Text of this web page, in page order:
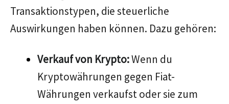
Transaktionstypen, die steuerliche
Auswirkungen haben können. Dazu gehören:
Verkauf von Krypto:Wenn du
Kryptowährungen gegen Fiat-
Währungen verkaufst oder sie zum